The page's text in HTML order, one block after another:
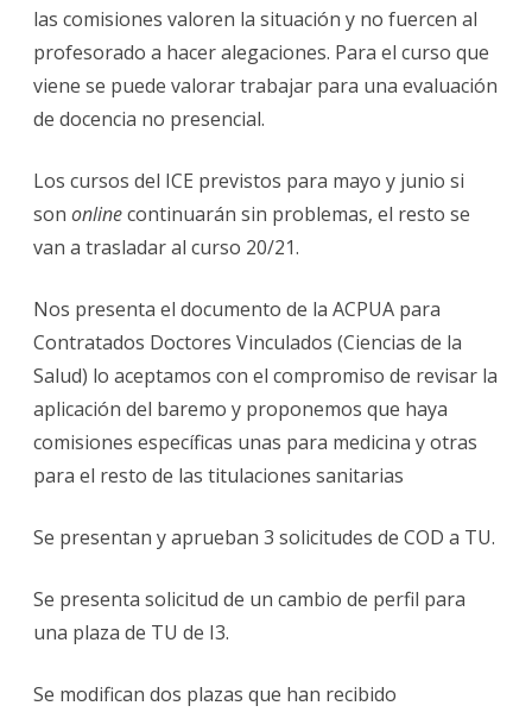
las comisiones valoren la situación y no fuercen al
profesorado a hacer alegaciones. Para el curso que
viene se puede valorar trabajar para una evaluación
de docencia no presencial.
Los cursos del ICE previstos para mayo y junio si
son onlinecontinuarán sin problemas, el resto se
van a trasladar al curso 20/21.
Nos presenta el documento de la ACPUA para
Contratados Doctores Vinculados (Ciencias de la
Salud) lo aceptamos con el compromiso de revisar la
aplicación del baremo y proponemos que haya
comisiones específicas unas para medicina y otras
para el resto de las titulaciones sanitarias
Se presentan y aprueban 3 solicitudes de COD a TU.
Se presenta solicitud de un cambio de perfil para
una plaza de TU de I3.
Se modifican dos plazas que han recibido